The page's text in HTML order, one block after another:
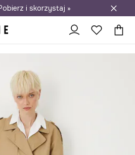
dostawa do salonów
i skorzystaj »